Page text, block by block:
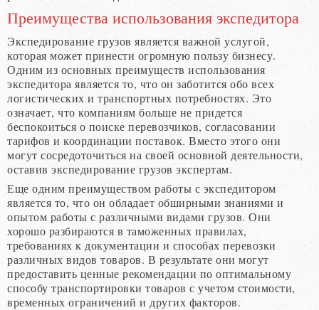
Преимущества использования экспедитора
Экспедирование грузов является важной услугой,
которая может принести огромную пользу бизнесу.
Одним из основных преимуществ использования
экспедитора является то, что он заботится обо всех
логистических и транспортных потребностях. Это
означает, что компаниям больше не придется
беспокоиться о поиске перевозчиков, согласовании
тарифов и координации поставок. Вместо этого они
могут сосредоточиться на своей основной деятельности,
оставив экспедирование грузов экспертам.
Еще одним преимуществом работы с экспедитором
является то, что он обладает обширными знаниями и
опытом работы с различными видами грузов. Они
хорошо разбираются в таможенных правилах,
требованиях к документации и способах перевозки
различных видов товаров. В результате они могут
предоставить ценные рекомендации по оптимальному
способу транспортировки товаров с учетом стоимости,
временных ограничений и других факторов.